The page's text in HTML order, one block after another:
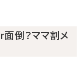
倒？ママ割メ